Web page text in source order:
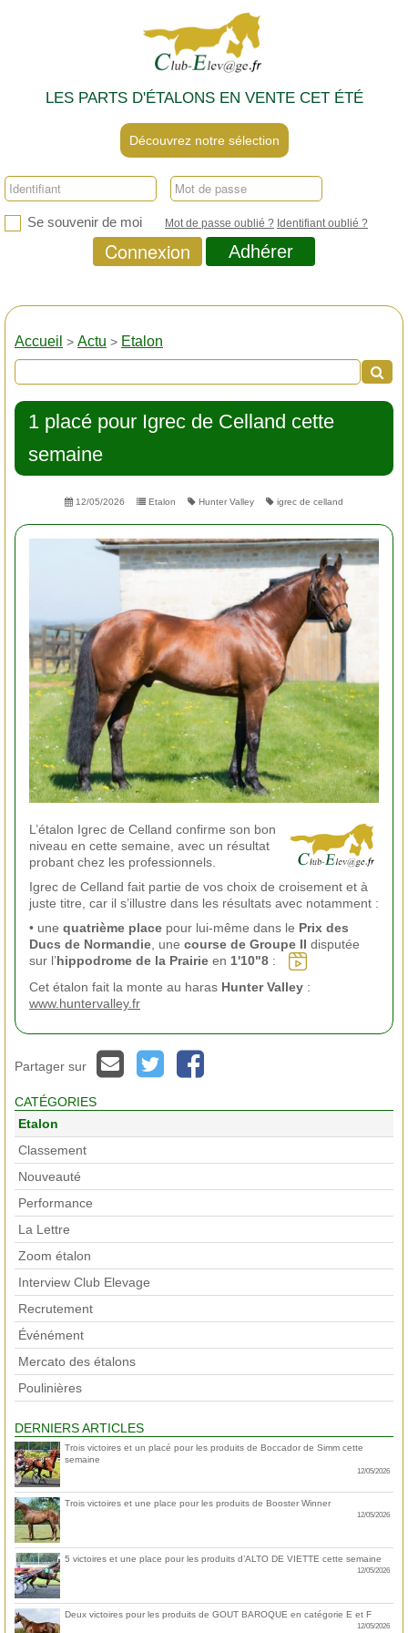
LES PARTS D'ÉTALONS EN VENTE CET ÉTÉ
Découvrez notre sélection
Se souvenir de moi Mot de passe oublié ? Identifiant oublié ?
Connexion Adhérer
Accueil > Actu > Etalon
1 placé pour Igrec de Celland cette
semaine
12/05/2026 Etalon Hunter Valley igrec de celland
L’étalon Igrec de Celland confirme son bon
niveau en cette semaine, avec un résultat
probant chez les professionnels.
Igrec de Celland fait partie de vos choix de croisement et à
juste titre, car il s’illustre dans les résultats avec notamment :
• une quatrième place pour lui-même dans le Prix des
Ducs de Normandie , une course de Groupe II disputée
sur l’hippodrome de la Prairie en 1'10"8 :
Cet étalon fait la monte au haras Hunter Valley :
www.huntervalley.fr
Partager sur
CATÉGORIES
Etalon
Classement
Nouveauté
Performance
La Lettre
Zoom étalon
Interview Club Elevage
Recrutement
Événément
Mercato des étalons
Poulinières
DERNIERS ARTICLES
Trois victoires et un placé pour les produits de Boccador de Simm cette
semaine
12/05/2026
Trois victoires et une place pour les produits de Booster Winner
12/05/2026
5 victoires et une place pour les produits d’ALTO DE VIETTE cette semaine
12/05/2026
Deux victoires pour les produits de GOUT BAROQUE en catégorie E et F
12/05/2026